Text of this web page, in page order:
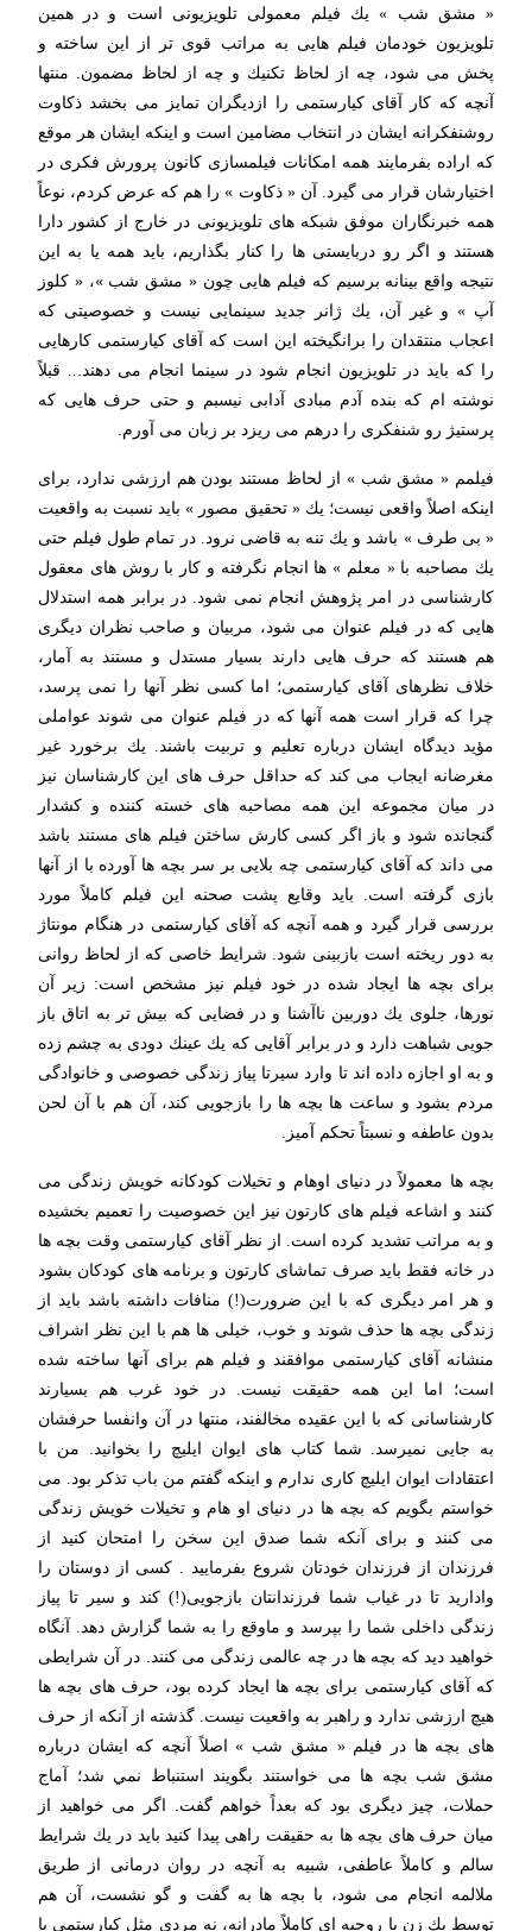
« مشق شب » یك فیلم معمولی تلویزیونی است و در همین
تلویزیون خودمان فیلم هایی به مراتب قوی تر از این ساخته و
پخش می شود، چه از لحاظ تكنیك و چه از لحاظ مضمون. منتها
آنچه كه كار آقای كیارستمی را ازدیگران تمایز می بخشد ذكاوت
روشنفكرانه ایشان در انتخاب مضامین است و اینكه ایشان هر موقع
كه اراده بفرمایند همه امكانات فیلمسازی كانون پرورش فكری در
اختیارشان قرار می گیرد. آن « ذكاوت » را هم كه عرض كردم، نوعاً
همه خبرنگاران موفق شبكه های تلویزیونی در خارج از كشور دارا
هستند و اگر رو دربایستی ها را كنار بگذاریم، باید همه یا به این
نتیجه واقع بینانه برسیم كه فیلم هایی چون « مشق شب »، « كلوز
آپ‌‌ » و غیر آن، یك ژانر جدید سینمایی نیست و خصوصیتی كه
اعجاب منتقدان را برانگیخته این است كه آقای كیارستمی كارهایی
را كه باید در تلویزیون انجام شود در سینما انجام می دهند... قبلاً
نوشته ام كه بنده آدم مبادی آدابی نیسبم و حتی حرف هایی كه
پرستیژ رو شنفكری را درهم می ریزد بر زبان می آورم.
فیلمم « مشق شب » از لحاظ مستند بودن هم ارزشی ندارد، برای
اینكه اصلاً واقعی نیست؛ یك « تحقیق مصور » باید نسبت به واقعیت
« بی طرف » باشد و یك تنه به قاضی نرود. در تمام طول فیلم حتی
یك مصاحبه با « معلم » ها انجام نگرفته و كار با روش های معقول
كارشناسی در امر پژوهش انجام نمی شود. در برابر همه استدلال
هایی كه در فیلم عنوان می شود، مربیان و صاحب نظران دیگری
هم هستند كه حرف هایی دارند بسیار مستدل و مستند به آمار،
خلاف نظرهای آقای كیارستمی؛ اما كسی نظر آنها را نمی پرسد،
چرا كه قرار است همه آنها كه در فیلم عنوان می شوند عواملی
مؤید دیدگاه ایشان درباره تعلیم و تربیت باشند. یك برخورد غیر
مغرضانه ایجاب می كند كه حداقل حرف های این كارشناسان نیز
در میان مجموعه این همه مصاحبه های خسته كننده و كشدار
گنجانده شود و باز اگر كسی كارش ساختن فیلم های مستند باشد
می داند كه آقای كیارستمی چه بلایی بر سر بچه ها آورده با از آنها
بازی گرفته است. باید وقایع پشت صحنه این فیلم كاملاً مورد
بررسی قرار گیرد و همه آنچه كه آقای كیارستمی در هنگام مونتاژ
به دور ریخته است بازبینی شود. شرایط خاصی كه از لحاظ روانی
برای بچه ها ایجاد شده در خود فیلم نیز مشخص است: زیر آن
نورها، جلوی یك دوربین ناآشنا و در فضایی كه بیش تر به اتاق باز
جویی شباهت دارد و در برابر آقایی كه یك عینك دودی به چشم زده
و به او اجازه داده اند تا وارد سیرتا پیاز زندگی خصوصی و خانوادگی
مردم بشود و ساعت ها بچه ها را بازجویی كند، آن هم با آن لحن
بدون عاطفه و نسبتاً تحكم آمیز.
بچه ها معمولاً در دنیای اوهام و تخیلات كودكانه خویش زندگی می
كنند و اشاعه فیلم های كارتون نیز این خصوصیت را تعمیم بخشیده
و به مراتب تشدید كرده است. از نظر آقای كیارستمی وقت بچه ها
در خانه فقط باید صرف تماشای كارتون و برنامه های كودكان بشود
و هر امر دیگری كه با این ضرورت(!) منافات داشته باشد باید از
زندگی بچه ها حذف شوند و خوب، خیلی ها هم با این نظر اشراف
منشانه آقای كیارستمی موافقند و فیلم هم برای آنها ساخته شده
است؛ اما این همه حقیقت نیست. در خود غرب هم بسیارند
كارشناسانی كه با این عقیده مخالفند، منتها در آن وانفسا حرفشان
به جایی نمیرسد. شما کتاب های ایوان ایلیچ را بخوانید. من با
اعتقادات ایوان ایلیچ كاری ندارم و اینكه گفتم من باب تذكر بود. می
خواستم بگویم كه بچه ها در دنیای او هام و تخیلات خویش زندگی
می كنند و برای آنكه شما صدق این سخن را امتحان كنید از
فرزندان از فرزندان خودتان شروع بفرمایید . کسی از دوستان را
وادارید تا در غیاب شما فرزندانتان بازجویی(!) كند و سیر تا پیاز
زندگی داخلی شما را بپرسد و ماوقع را به شما گزارش دهد. آنگاه
خواهید دید كه بچه ها در چه عالمی زندگی می كنند. در آن شرایطی
كه آقای كیارستمی برای بچه ها ایجاد كرده بود، حرف های بچه ها
هیچ ارزشی ندارد و راهبر به واقعیت نیست. گذشته از آنكه از حرف
های بچه ها در فیلم « مشق شب » اصلاً آنچه كه ایشان درباره
مشق شب بچه ها می خواستند بگویند استنباط نمي شد؛ آماج
حملات، چیز دیگری بود كه بعداً خواهم گفت. اگر می خواهید از
میان حرف های بچه ها به حقیقت راهی پیدا كنید باید در یك شرایط
سالم و كاملاً عاطفی، شبیه به آنچه در روان درمانی از طریق
ملالمه انجام می شود، با بچه ها به گفت و گو نشست، آن هم
توسط یك زن با روحیه ای كاملاً مادرانه، نه مردی مثل كیارستمی با